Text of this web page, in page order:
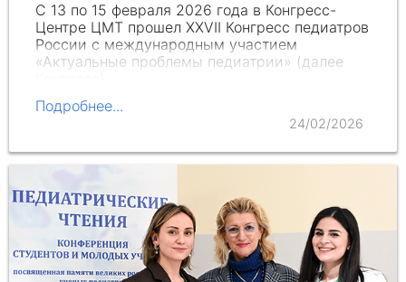
С 13 по 15 февраля 2026 года в Конгресс-
Центре ЦМТ прошел ХХVII Конгресс педиатров
России с международным участием
«Актуальные проблемы педиатрии» (далее
Подробнее...
24/02/2026